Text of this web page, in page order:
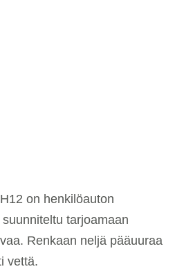
on henkilöauton
tarjoamaan
Renkaan neljä pääuuraa
vettä.